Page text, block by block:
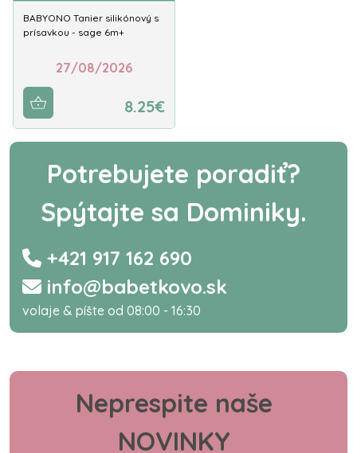
BABYONO Tanier silikónový s
prísavkou - sage 6m+
27/08/2026
8.25€
Potrebujete poradiť?
Spýtajte sa Dominiky.
+421 917 162 690
info@babetkovo.sk
volaje & píšte od 08:00 - 16:30
Neprespite naše
NOVINKY